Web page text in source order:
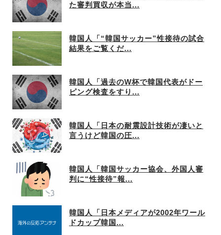
た審判買収が本当...
韓国人「“韓国サッカー”性接待の試合
結果をご覧くだ...
韓国人「過去のW杯で韓国代表がドー
ピング検査をすり...
韓国人「日本の耐震設計技術が凄いと
言うけど韓国の圧...
韓国人「韓国サッカー協会、外国人審
判に“性接待”報...
韓国人「日本メディアが2002年ワール
ドカップ韓国...